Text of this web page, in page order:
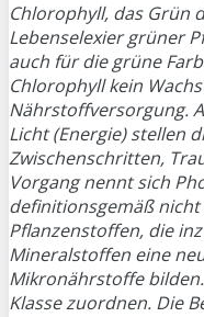
Chlorophyll, das Grün
Lebenselexier grüner
auch für die grüne
Chlorophyll kein
Nährstoffversorgung.
Licht (Energie) stellen
Zwischenschritten,
Vorgang nennt sich
definitionsgemäß
Pflanzenstoffen, die
Mineralstoffen eine
Mikronährstoffe
Klasse zuordnen. Die